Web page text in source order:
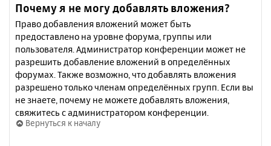
Почему я не могу добавлять вложения?
Право добавления вложений может быть
предоставлено на уровне форума, группы или
пользователя. Администратор конференции может не
разрешить добавление вложений в определённых
форумах. Также возможно, что добавлять вложения
разрешено только членам определённых групп. Если вы
не знаете, почему не можете добавлять вложения,
свяжитесь с администратором конференции.
Вернуться к началу